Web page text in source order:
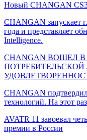
Новый CHANGAN
CHANGAN запускает
года и представляет
Intelligence.
CHANGAN ВОШЕЛ
CHANGAN
технологий. На этот
AVATR 11 завоевал
премии в России